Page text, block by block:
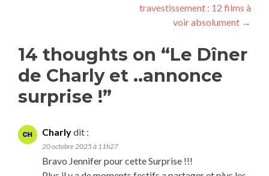
travestissement : 12 films à
voir absolument →
14 thoughts on “Le Dîner
de Charly et ..annonce
surprise !”
Charlydit :
20 octobre 2025 à 11h27
Bravo Jennifer pour cette Surprise !!!